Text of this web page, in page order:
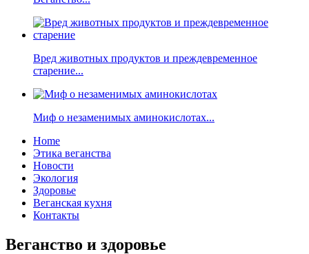
Вред животных продуктов и преждевременное
старение...
Миф о незаменимых аминокислотах...
Home
Этика веганства
Новости
Экология
Здоровье
Веганская кухня
Контакты
Веганство и здоровье